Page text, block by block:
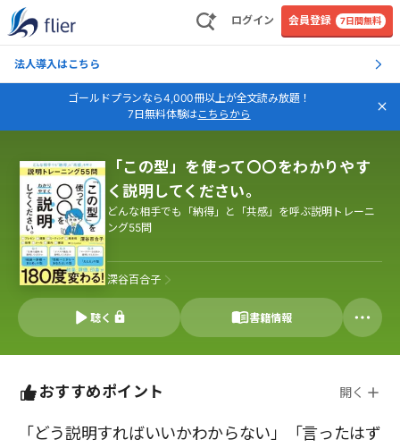
ログイン 会員登録 7日間無料
法人導入はこちら
ゴールドプランなら4,000冊以上が全文読み放題！
7日無料体験はこちらから
「この型」を使って〇〇をわかりやす
く説明してください。
どんな相手でも「納得」と「共感」を呼ぶ説明トレーニ
ング55問
深谷百合子
聴く 書籍情報
おすすめポイント 開く
「どう説明すればいいかわからない」「言ったはず